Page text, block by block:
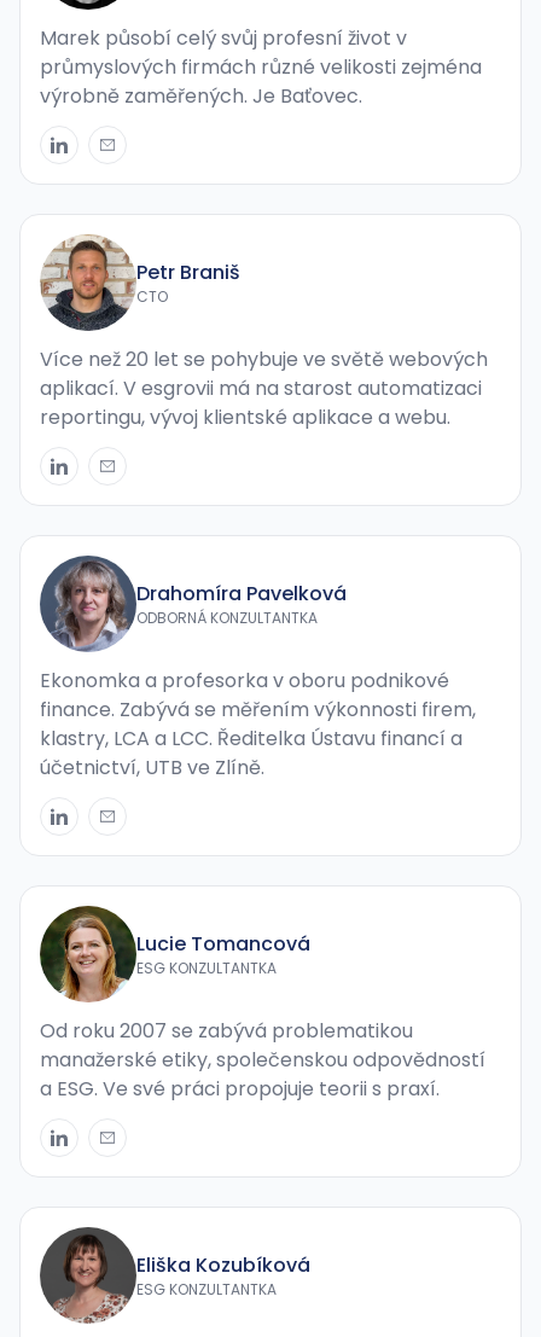
Marek působí celý svůj profesní život v
průmyslových firmách různé velikosti zejména
výrobně zaměřených. Je Baťovec.
Petr Braniš
CTO
Více než 20 let se pohybuje ve světě webových
aplikací. V esgrovii má na starost automatizaci
reportingu, vývoj klientské aplikace a webu.
Drahomíra Pavelková
ODBORNÁ KONZULTANTKA
Ekonomka a profesorka v oboru podnikové
finance. Zabývá se měřením výkonnosti firem,
klastry, LCA a LCC. Ředitelka Ústavu financí a
účetnictví, UTB ve Zlíně.
Lucie Tomancová
ESG KONZULTANTKA
Od roku 2007 se zabývá problematikou
manažerské etiky, společenskou odpovědností
a ESG. Ve své práci propojuje teorii s praxí.
Eliška Kozubíková
ESG KONZULTANTKA